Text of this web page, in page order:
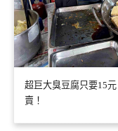
超巨大臭豆腐只要15
賣！